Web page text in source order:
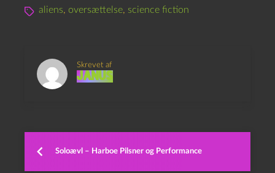
aliens, oversættelse, science fiction
Skrevet af
Janus
Soloævl – Harboe Pilsner og Performance